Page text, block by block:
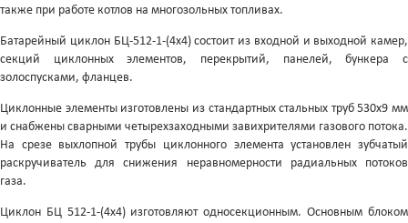
также при работе котлов на многозольных топливах.
Батарейный циклон БЦ-512-1-(4x4) состоит из входной и выходной камер,
секций циклонных элементов, перекрытий, панелей, бункера с
золоспусками, фланцев.
Циклонные элементы изготовлены из стандартных стальных труб 530х9 мм
и снабжены сварными четырехзаходными завихрителями газового потока.
На срезе выхлопной трубы циклонного элемента установлен зубчатый
раскручиватель для снижения неравномерности радиальных потоков
газа.
Циклон БЦ 512-1-(4x4) изготовляют односекционным. Основным блоком